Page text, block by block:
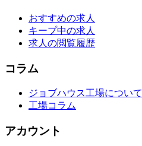
おすすめの求人
キープ中の求人
求人の閲覧履歴
コラム
ジョブハウス工場について
工場コラム
アカウント